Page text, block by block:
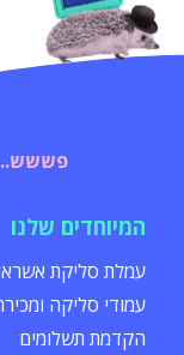
פששש...
המיוחדים שלנו
עמלת סליקת אשראי – החל
עמודי סליקה
הקדמת תשלומים